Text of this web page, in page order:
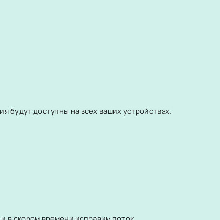
будут доступны на всех ваших устройствах.